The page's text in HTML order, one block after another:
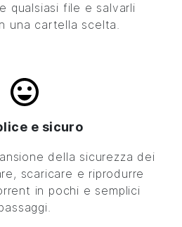
qualsiasi file e salvarli
una cartella scelta.
e sicuro
della sicurezza dei
scaricare e riprodurre
in pochi e semplici